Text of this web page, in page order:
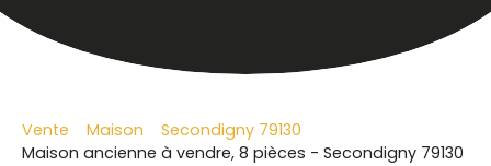
Vente Maison
Secondigny 79130
Maison ancienne à vendre, 8 pièces - Secondigny 79130